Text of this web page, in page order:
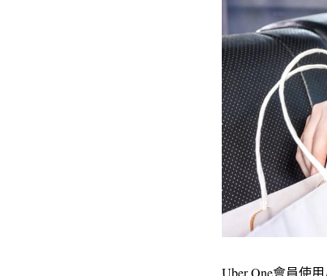
Uber One會員使